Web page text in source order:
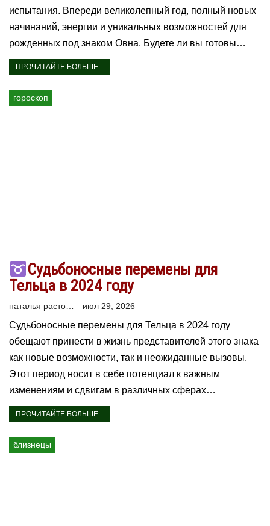
испытания. Впереди великолепный год, полный новых
начинаний, энергии и уникальных возможностей для
рожденных под знаком Овна. Будете ли вы готовы…
ПРОЧИТАЙТЕ БОЛЬШЕ...
гороскоп
Судьбоносные перемены для
Тельца в 2024 году
наталья расторгуева июл 29, 2026
Судьбоносные перемены для Тельца в 2024 году
обещают принести в жизнь представителей этого знака
как новые возможности, так и неожиданные вызовы.
Этот период носит в себе потенциал к важным
изменениям и сдвигам в различных сферах…
ПРОЧИТАЙТЕ БОЛЬШЕ...
близнецы